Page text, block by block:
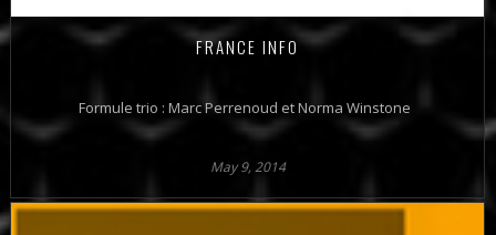
FRANCE INFO
Formule trio : Marc Perrenoud et Norma Winstone
May 9, 2014